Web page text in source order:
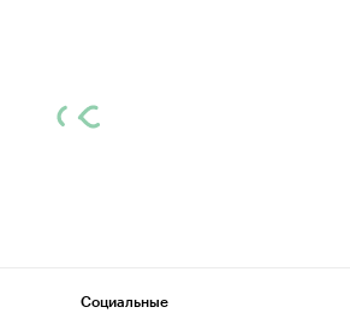
Социальные